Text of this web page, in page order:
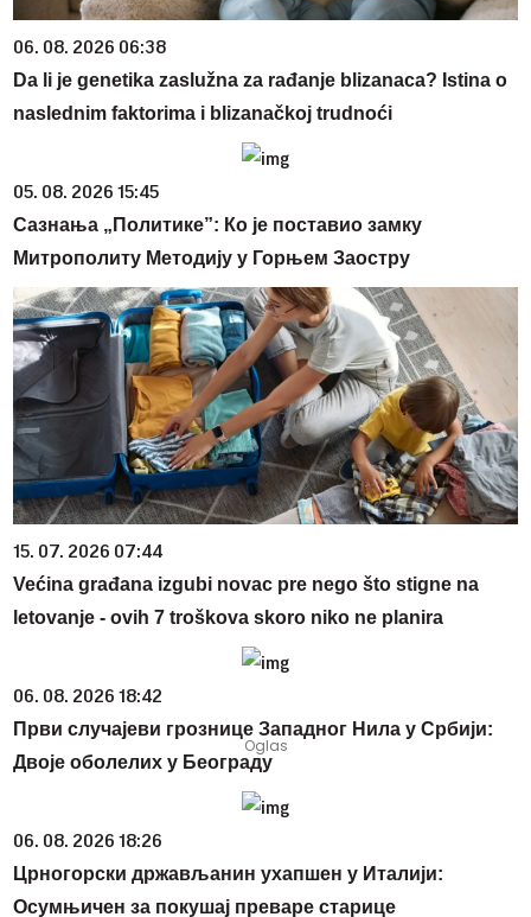
06. 08. 2026 06:38
Da li je genetika zaslužna za rađanje blizanaca? Istina o
naslednim faktorima i blizanačkoj trudnoći
05. 08. 2026 15:45
Сазнања „Политике”: Ко је поставио замку
Митрополиту Методију у Горњем Заостру
15. 07. 2026 07:44
Većina građana izgubi novac pre nego što stigne na
letovanje - ovih 7 troškova skoro niko ne planira
06. 08. 2026 18:42
Први случајеви грознице Западног Нила у Србији:
Двоје оболелих у Београду
06. 08. 2026 18:26
Црногорски држављанин ухапшен у Италији:
Осумњичен за покушај преваре старице